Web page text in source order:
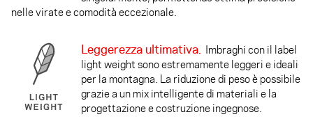
nelle virate e comodità eccezionale.
Leggerezza ultimativa. Imbraghi con il label
light weight sono estremamente leggeri e ideali
per la montagna. La riduzione di peso è possibile
grazie a un mix intelligente di materiali e la
progettazione e costruzione ingegnose.